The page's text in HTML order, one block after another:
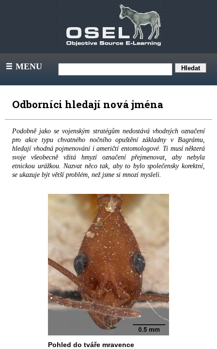
III MENU
Odborníci hledají nová jména
Podobně jako se vojenským stratégům nedostává vhodných označení
pro akce typu chvatného nočního opuštění základny v Bagrámu,
hledají vhodná pojmenování i američtí entomologové. Ti musí některá
svoje všeobecně vžitá hmyzí označení přejmenovat, aby nebyla
etnickou urážkou. Nazvat něco tak, aby to bylo společensky korektní,
se ukazuje být větší problém, než jsme si mnozí mysleli.
Pohled do tváře mravence